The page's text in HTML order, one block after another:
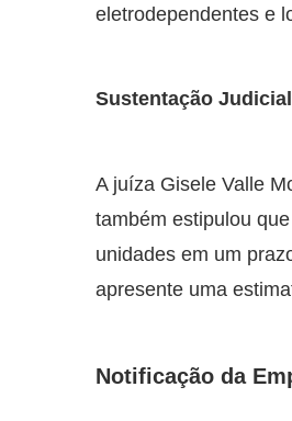
eletrodependentes e
Sustentação Judicial
A juíza Gisele Valle
também estipulou
unidades em um
apresente uma
Notificação da